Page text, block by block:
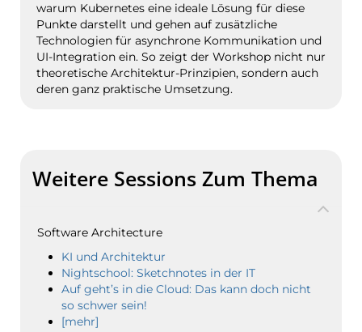
warum Kubernetes eine ideale Lösung für diese
Punkte darstellt und gehen auf zusätzliche
Technologien für asynchrone Kommunikation und
UI-Integration ein. So zeigt der Workshop nicht nur
theoretische Architektur-Prinzipien, sondern auch
deren ganz praktische Umsetzung.
Weitere Sessions Zum Thema
Software Architecture
KI und Architektur
Nightschool: Sketchnotes in der IT
Auf geht’s in die Cloud: Das kann doch nicht
so schwer sein!
[mehr]